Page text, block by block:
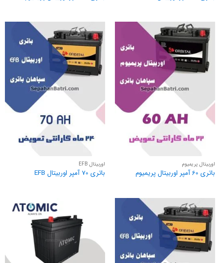
اوربیتال پریمیوم
باتری 60 آمپر اوربیتال پریمیوم
اوربیتال EFB
باتری 70 آمپر اوربیتال EFB